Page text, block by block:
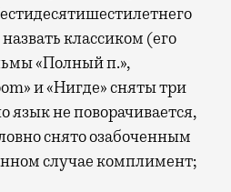
классиком (его
«Полный п.»,
и «Нигде» сняты три
язык не поворачивается,
снято озабоченным
случае комплимент;